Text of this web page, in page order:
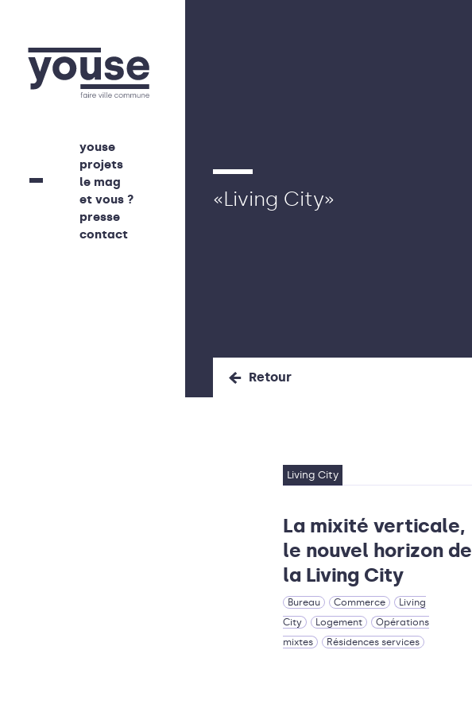
youse
projets
le mag
et vous ?
presse
contact
«Living City»
Retour
Living City
La mixité verticale,
le nouvel horizon de
la Living City
Bureau Commerce
Living
City
Logement
Opérations
mixtes
Résidences services